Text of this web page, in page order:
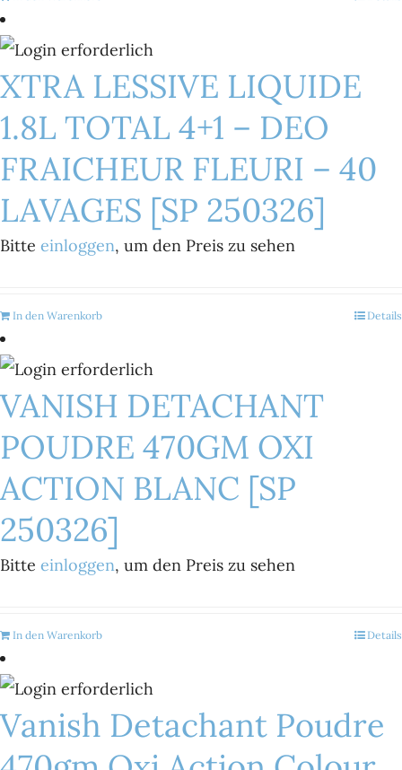
XTRA LESSIVE LIQUIDE
1.8L TOTAL 4+1 – DEO
FRAICHEUR FLEURI – 40
LAVAGES [SP 250326]
Bitte einloggen, um den Preis zu sehen
In den Warenkorb Details
VANISH DETACHANT
POUDRE 470GM OXI
ACTION BLANC [SP
250326]
Bitte einloggen, um den Preis zu sehen
In den Warenkorb Details
Vanish Detachant Poudre